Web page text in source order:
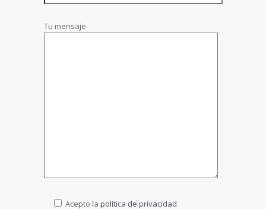
Tu mensaje
Acepto la política de privacidad